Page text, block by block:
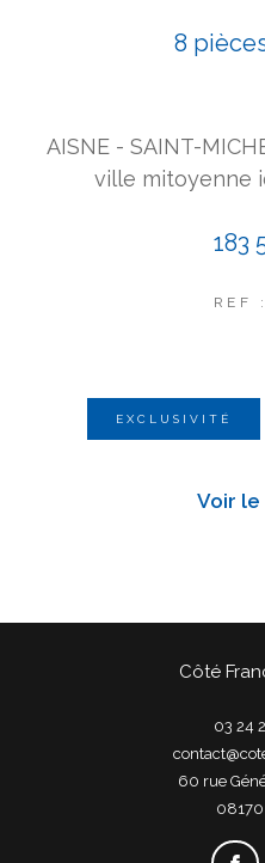
8
AISNE - SAINT-
ville mitoyenne
183
REF
EXCLUSIVITÉ
Voir le
Côté
03 24
60 rue
08170
COUPS